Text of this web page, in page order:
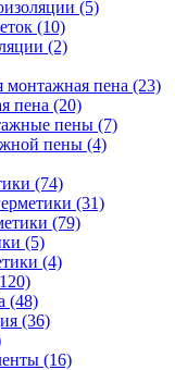
(5)
(10)
(2)
монтажная пена (23)
пена (20)
пены (7)
пены (4)
(74)
(31)
(79)
(5)
(4)
(48)
(36)
(16)